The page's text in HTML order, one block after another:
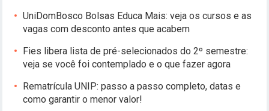
UniDomBosco Bolsas Educa Mais: veja os cursos e as
vagas com desconto antes que acabem
Fies libera lista de pré-selecionados do 2º semestre:
veja se você foi contemplado e o que fazer agora
Rematrícula UNIP: passo a passo completo, datas e
como garantir o menor valor!